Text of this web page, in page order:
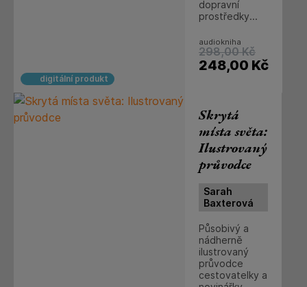
digitální produkt
dopravní
prostředky...
audiokniha
298,00 Kč
248,00 Kč
Skrytá
místa světa:
Ilustrovaný
průvodce
Sarah
Baxterová
Působivý a
nádherně
ilustrovaný
průvodce
cestovatelky a